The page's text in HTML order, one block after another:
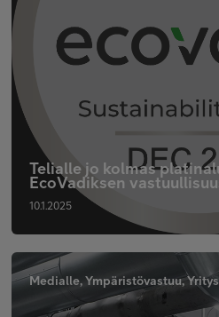
Telialle jo kolmas
EcoVadiksen
10.1.2025
Medialle, Ympäristövastuu,